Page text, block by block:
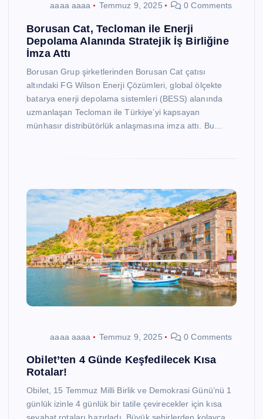
aaaa aaaa Temmuz 9, 2025 0 Comments
Borusan Cat, Tecloman ile Enerji
Depolama Alanında Stratejik İş Birliğine
İmza Attı
Borusan Grup şirketlerinden Borusan Cat çatısı
altındaki FG Wilson Enerji Çözümleri, global ölçekte
batarya enerji depolama sistemleri (BESS) alanında
uzmanlaşan Tecloman ile Türkiye’yi kapsayan
münhasır distribütörlük anlaşmasına imza attı. Bu…
aaaa aaaa Temmuz 9, 2025 0 Comments
Obilet’ten 4 Günde Keşfedilecek Kısa
Rotalar!
Obilet, 15 Temmuz Milli Birlik ve Demokrasi Günü’nü 1
günlük izinle 4 günlük bir tatile çevirecekler için kısa